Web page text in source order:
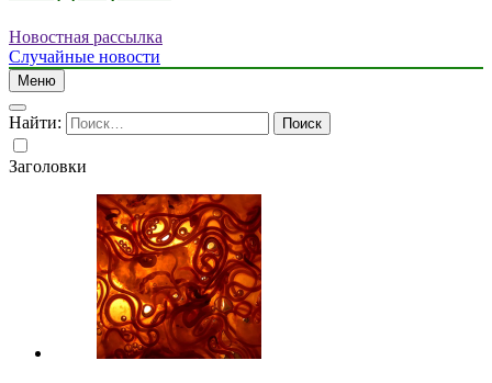
Новостная рассылка
Случайные новости
Меню
Найти:
Заголовки